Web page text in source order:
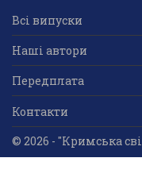
Всі випуски
Наші автори
Передплата
Контакти
© 2026 - "Кримська